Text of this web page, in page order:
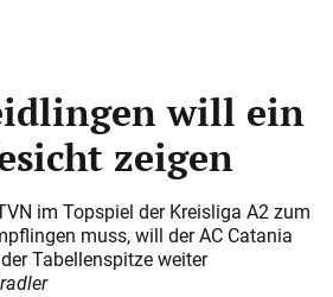
will ein
zeigen
im Topspiel der Kreisliga A2 zum
muss, will der AC Catania
Tabellenspitze weiter